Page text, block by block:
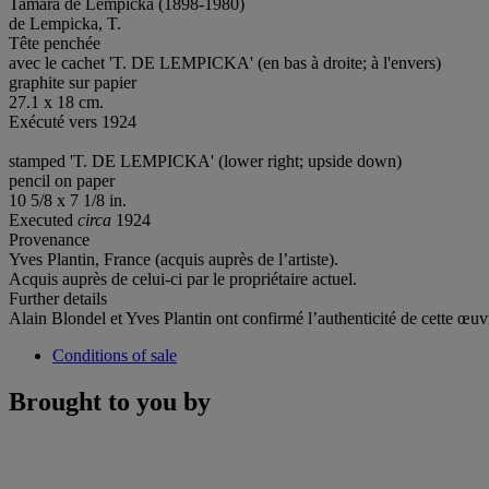
de Lempicka, T.
Tête penchée
avec le cachet 'T. DE LEMPICKA' (en bas à droite; à l'envers)
graphite sur papier
27.1 x 18 cm.
Exécuté vers 1924
stamped 'T. DE LEMPICKA' (lower right; upside down)
pencil on paper
10 5/8 x 7 1/8 in.
Executed circa 1924
Provenance
Yves Plantin, France (acquis auprès de l’artiste).
Acquis auprès de celui-ci par le propriétaire actuel.
Further details
Alain Blondel et Yves Plantin ont confirmé l’authenticité de cette
Conditions of sale
Brought to you by